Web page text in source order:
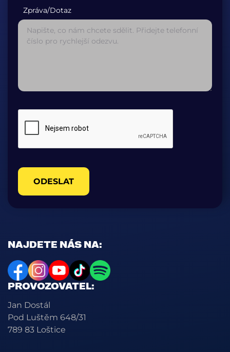
NAJDETE NÁS NA:
PROVOZOVATEL:
Jan Dostál
Pod Luštěm 648/31
789 83 Loštice
Zpráva/Dotaz
ODESLAT